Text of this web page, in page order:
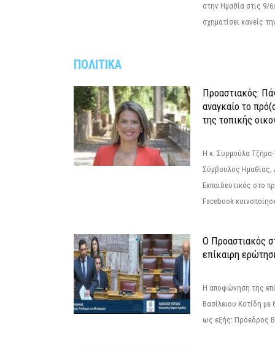
στην Ημαθία στις 9/
σχηματίσει κανείς
ΠΟΛΙΤΙΚΑ
Προαστιακός:
αναγκαίο το
της τοπικής
Η κ. Συρμούλα
Σύμβουλος Ημαθίας,
Εκπαιδευτικός στο
Facebook
Ο Προαστιακός
επίκαιρη
Η αποφώνηση της
Βασίλειου Κοτίδη με
ως εξής: Πρόεδρος